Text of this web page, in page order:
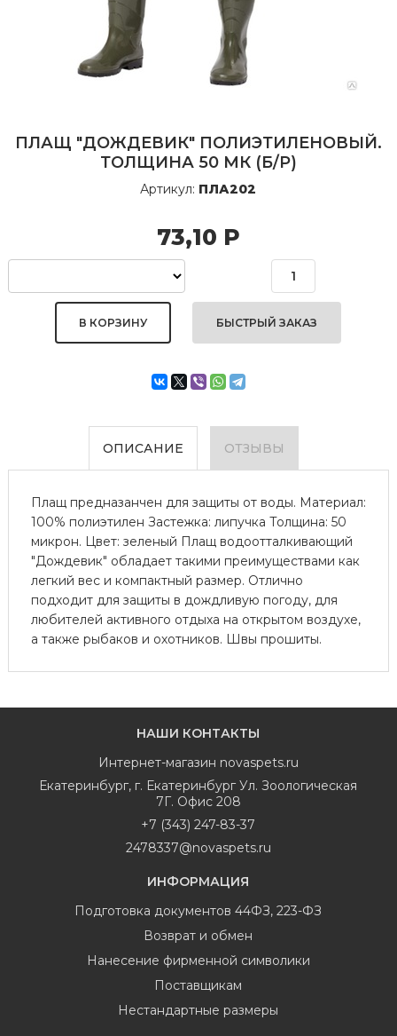
ПЛАЩ "ДОЖДЕВИК" ПОЛИЭТИЛЕНОВЫЙ.
ТОЛЩИНА 50 МК (Б/Р)
Артикул: ПЛА202
73,10 Р
БЫСТРЫЙ ЗАКАЗ
ОПИСАНИЕ ОТЗЫВЫ
Плащ предназанчен для защиты от воды. Материал:
100% полиэтилен Застежка: липучка Толщина: 50
микрон. Цвет: зеленый Плащ водоотталкивающий
"Дождевик" обладает такими преимуществами как
легкий вес и компактный размер. Отлично
подходит для защиты в дождливую погоду, для
любителей активного отдыха на открытом воздухе,
а также рыбаков и охотников. Швы прошиты.
НАШИ КОНТАКТЫ
Интернет-магазин novaspets.ru
Екатеринбург, г. Екатеринбург Ул. Зоологическая
7Г. Офис 208
+7 (343) 247-83-37
2478337@novaspets.ru
ИНФОРМАЦИЯ
Подготовка документов 44ФЗ, 223-ФЗ
Возврат и обмен
Нанесение фирменной символики
Поставщикам
Нестандартные размеры